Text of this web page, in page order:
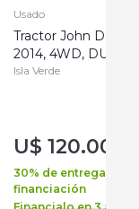
Usado
Tractor John Deere
2014, 4WD, DUAL
Isla Verde
U$ 120.000
30% de entrega +
financiación